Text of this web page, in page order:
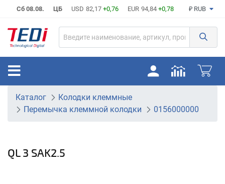
Сб 08.08. ЦБ USD 82,17 +0,76 EUR 94,84 +0,78 ₽ RUB
Каталог
Колодки клеммные
Перемычка клеммной колодки
0156000000
QL 3 SAK2.5